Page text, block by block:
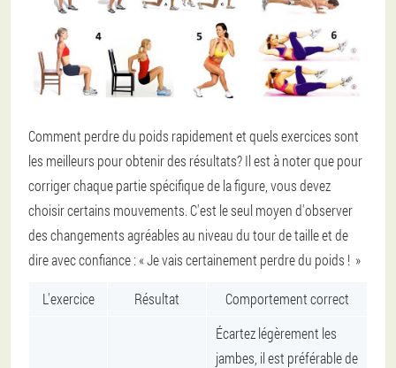
Comment perdre du poids rapidement et quels exercices sont
les meilleurs pour obtenir des résultats? Il est à noter que pour
corriger chaque partie spécifique de la figure, vous devez
choisir certains mouvements. C'est le seul moyen d'observer
des changements agréables au niveau du tour de taille et de
dire avec confiance : « Je vais certainement perdre du poids ! »
L'exercice Résultat Comportement correct
Écartez légèrement les
jambes, il est préférable de